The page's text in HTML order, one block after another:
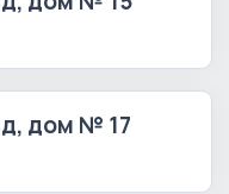
дом № 17